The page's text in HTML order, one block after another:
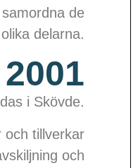
de
olika delarna.
2001
i Skövde.
och tillverkar
och